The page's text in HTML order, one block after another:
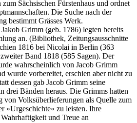
Sächsischen Fürstenhaus und ordnet
Die Suche nach der
bestimmt Grässes Werk.
Grimm (geb. 1786) legten bereits
an. (Bibliothek, Zeitungsausschnitte
1816 bei Nicolai in Berlin (363
Band 1818 (585 Sagen). Der
wahrscheinlich von Jacob Grimm
wurde vorbereitet, erschien aber nicht zu
dessen gab Jacob Grimm seine
drei Bänden heraus. Die Grimms hatten
von Volksüberlieferungen als Quelle zum
»Urgeschichte« zu leisten. Ihre
und Treue an